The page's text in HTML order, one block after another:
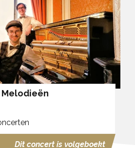
Dit concert is volgeboekt